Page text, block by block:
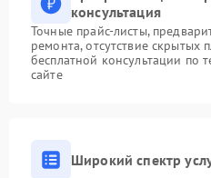
консультация
Точные прайс-листы,
ремонта, отсутствие скрытых
бесплатной консультации по
сайте
Широкий спектр